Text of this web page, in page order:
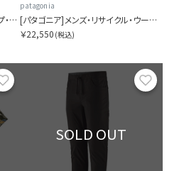
[パタゴニア]テラヴィア・ミニ・ヒップ・パック 1L
patagonia
[パタゴニア]メンズ・リサイクル・ウールブレンド・セーター
￥22,550 (税込)
お気に入り
SOLD OUT